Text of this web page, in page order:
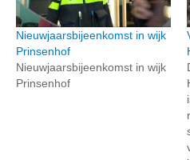
Nieuwjaarsbijeenkomst in wijk
Prinsenhof
Nieuwjaarsbijeenkomst in wijk
Prinsenhof